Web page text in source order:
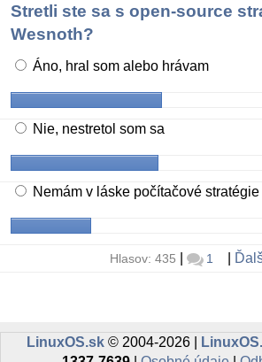
Stretli ste sa s open-source
Wesnoth?
Áno, hral som alebo hrávam
Nie, nestretol som sa
Nemám v láske počítačové stratégie
Hlasov: 435 1
LinuxOS.sk© 2004-2026 |